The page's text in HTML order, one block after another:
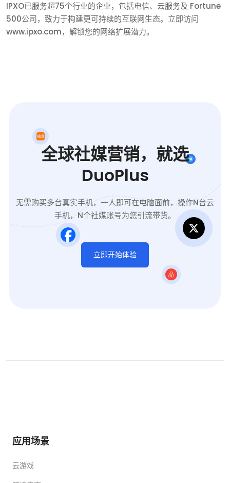
IPXO已服务超75个行业的企业，包括电信、云服务及 Fortune
500公司，致力于构建更可持续的互联网生态。立即访问
www.ipxo.com，解锁您的网络扩展潜力。
全球社媒营销，就选
DuoPlus
无需购买多台真实手机，一人即可在电脑面前，操作N台云
手机，N个社媒账号为您引流带货。
立即开始体验
应用场景
云游戏